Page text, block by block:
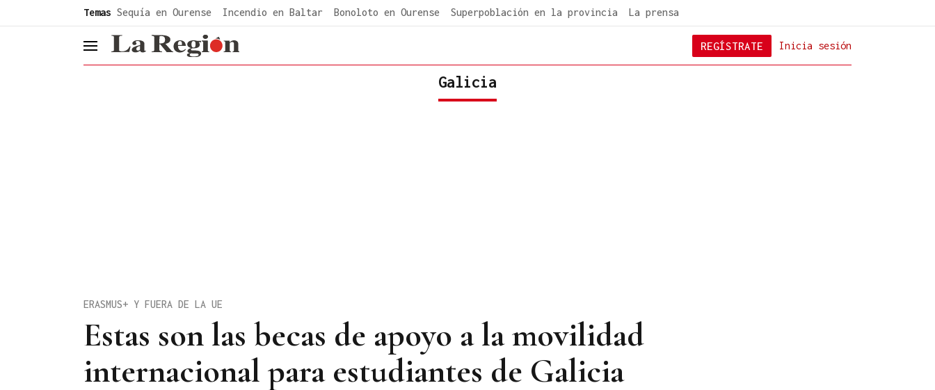
Temas Sequía en Ourense Incendio en Baltar Bonoloto en Ourense Superpoblación en la provincia La prensa
header.menu.open Inicia sesión
REGÍSTRATE
Galicia
Estas son las becas de apoyo a la movilidad
internacional para estudiantes de Galicia
ERASMUS+ Y FUERA DE LA UE